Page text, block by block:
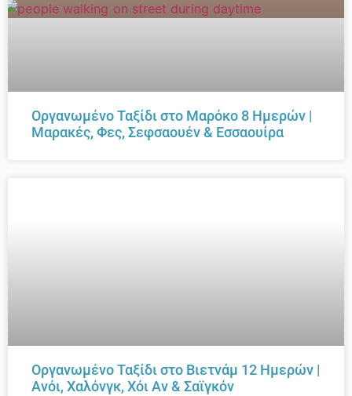
Οργανωμένο Ταξίδι στο Μαρόκο 8 Ημερών |
Μαρακές, Φες, Σεφσαουέν & Εσσαουίρα
Οργανωμένο Ταξίδι στο Βιετνάμ 12 Ημερών |
Ανόι, Χαλόνγκ, Χόι Αν & Σαϊγκόν